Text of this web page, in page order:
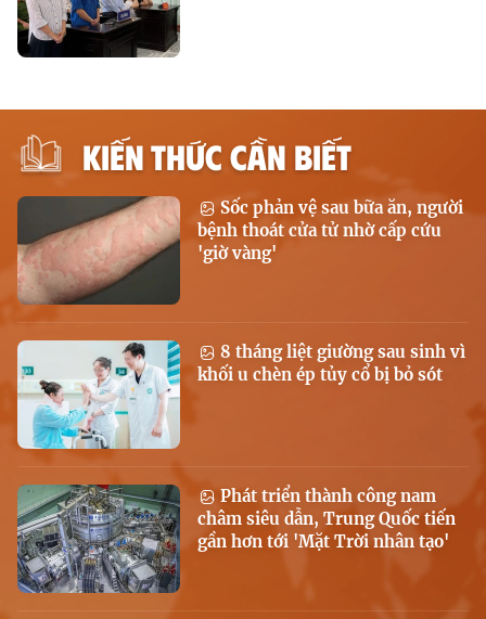
KIẾN THỨC CẦN BIẾT
Sốc phản vệ sau bữa ăn, người
bệnh thoát cửa tử nhờ cấp cứu
'giờ vàng'
8 tháng liệt giường sau sinh vì
khối u chèn ép tủy cổ bị bỏ sót
Phát triển thành công nam
châm siêu dẫn, Trung Quốc tiến
gần hơn tới 'Mặt Trời nhân tạo'